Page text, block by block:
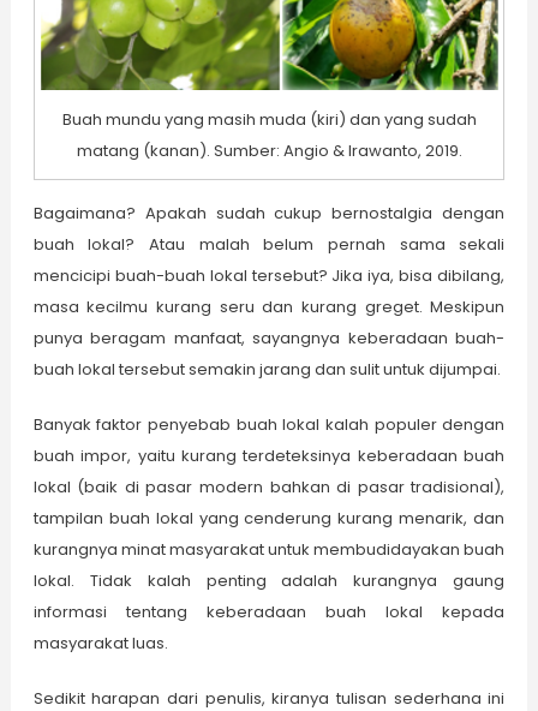
Buah mundu yang masih muda (kiri) dan yang sudah
matang (kanan). Sumber: Angio & Irawanto, 2019.
Bagaimana? Apakah sudah cukup bernostalgia dengan
buah lokal? Atau malah belum pernah sama sekali
mencicipi buah-buah lokal tersebut? Jika iya, bisa dibilang,
masa kecilmu kurang seru dan kurang greget. Meskipun
punya beragam manfaat, sayangnya keberadaan buah-
buah lokal tersebut semakin jarang dan sulit untuk dijumpai.
Banyak faktor penyebab buah lokal kalah populer dengan
buah impor, yaitu kurang terdeteksinya keberadaan buah
lokal (baik di pasar modern bahkan di pasar tradisional),
tampilan buah lokal yang cenderung kurang menarik, dan
kurangnya minat masyarakat untuk membudidayakan buah
lokal. Tidak kalah penting adalah kurangnya gaung
informasi tentang keberadaan buah lokal kepada
masyarakat luas.
Sedikit harapan dari penulis, kiranya tulisan sederhana ini